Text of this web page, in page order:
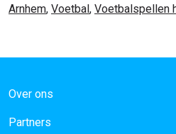
Arnhem, Voetbal, Voetbalspellen
Over ons
Partners